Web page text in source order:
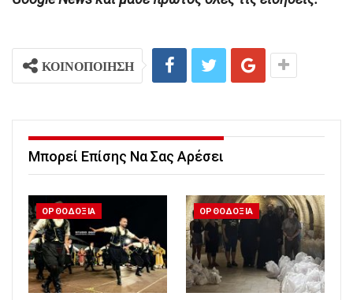
ΚΟΙΝΟΠΟΙΗΣΗ
Μπορεί Επίσης Να Σας Αρέσει
ΟΡΘΟΔΟΞΙΑ ΟΡΘΟΔΟΞΙΑ